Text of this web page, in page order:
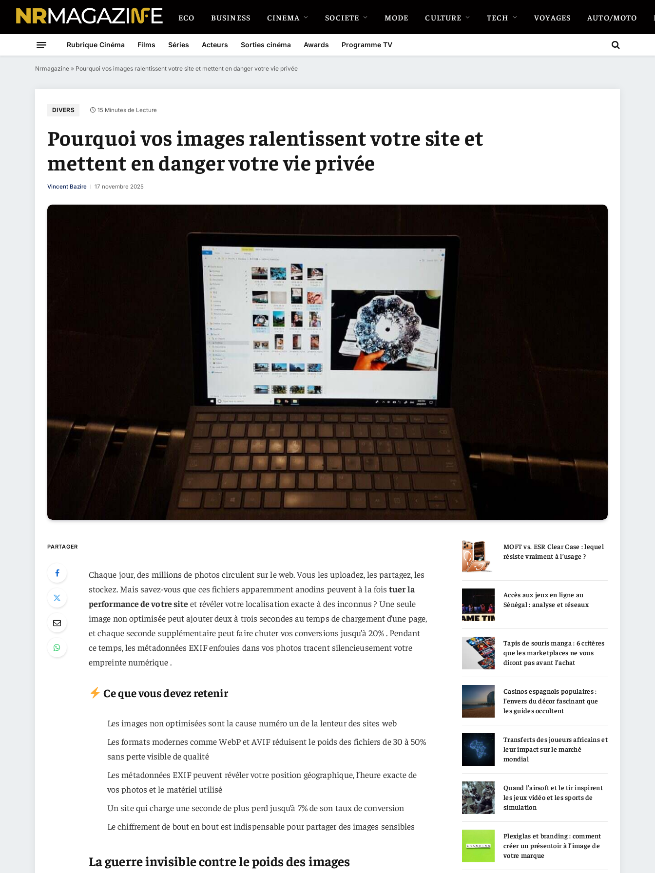
ECO BUSINESS CINEMA SOCIETE MODE CULTURE TECH VOYAGES AUTO/MOTO
Rubrique Cinéma Films Séries Acteurs Sorties cinéma Awards Programme TV
Nrmagazine » Pourquoi vos images ralentissent votre site et mettent en danger votre vie privée
DIVERS 15 Minutes de Lecture
Pourquoi vos images ralentissent votre site et
mettent en danger votre vie privée
Vincent Bazire 17 novembre 2025
PARTAGER
Chaque jour, des millions de photos circulent sur le web. Vous les uploadez, les partagez, les
stockez. Mais savez-vous que ces fichiers apparemment anodins peuvent à la foistuer la
performance de votre siteet révéler votre localisation exacte à des inconnus ? Une seule
image non optimisée peut ajouter deux à trois secondes au temps de chargement d’une page,
et chaque seconde supplémentaire peut faire chuter vos conversions jusqu’à 20% . Pendant
ce temps, les métadonnées EXIF enfouies dans vos photos tracent silencieusement votre
empreinte numérique .
Ce que vous devez retenir
Les images non optimisées sont la cause numéro un de la lenteur des sites web
Les formats modernes comme WebP et AVIF réduisent le poids des fichiers de 30 à 50%
sans perte visible de qualité
Les métadonnées EXIF peuvent révéler votre position géographique, l’heure exacte de
vos photos et le matériel utilisé
Un site qui charge une seconde de plus perd jusqu’à 7% de son taux de conversion
Le chiffrement de bout en bout est indispensable pour partager des images sensibles
La guerre invisible contre le poids des images
MOFT vs. ESR Clear Case : lequel
résiste vraiment à l’usage ?
Accès aux jeux en ligne au
Sénégal : analyse et réseaux
Tapis de souris manga : 6 critères
que les marketplaces ne vous
diront pas avant l’achat
Casinos espagnols populaires :
l’envers du décor fascinant que
les guides occultent
Transferts des joueurs africains et
leur impact sur le marché
mondial
Quand l’airsoft et le tir inspirent
les jeux vidéo et les sports de
simulation
Plexiglas et branding : comment
créer un présentoir à l’image de
votre marque